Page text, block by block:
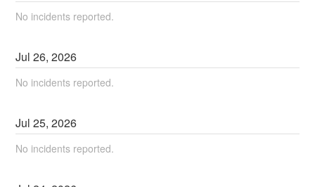
No incidents reported.
Jul26,2026
No incidents reported.
Jul25,2026
No incidents reported.